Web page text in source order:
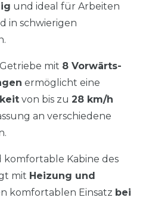
und ideal für Arbeiten
in schwierigen
mit 8 Vorwärts-
ermöglicht eine
von bis zu 28 km/h
an verschiedene
Kabine des
mit Heizung und
komfortablen Einsatz bei